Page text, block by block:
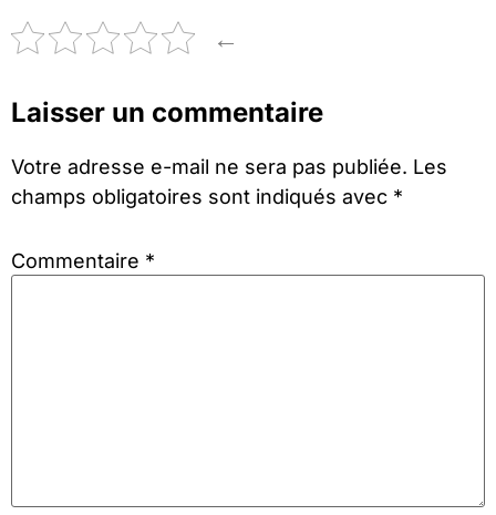
←
Laisser un commentaire
Votre adresse e-mail ne sera pas publiée. Les
champs obligatoires sont indiqués avec *
Commentaire *